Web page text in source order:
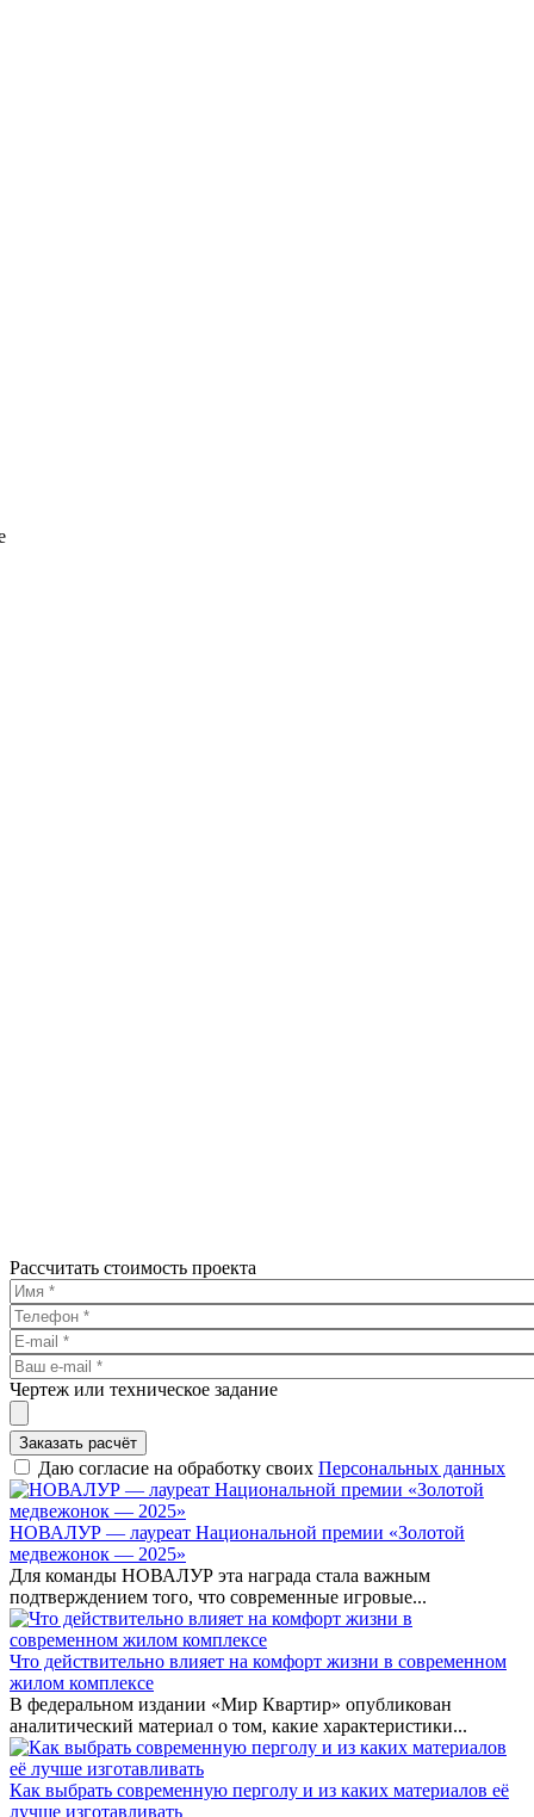
Рассчитать стоимость проекта
Чертеж или техническое задание
Заказать расчёт
Даю согласие на обработку своих Персональных данных
НОВАЛУР — лауреат Национальной премии «Золотой
медвежонок — 2025»
Для команды НОВАЛУР эта награда стала важным
подтверждением того, что современные игровые...
Что действительно влияет на комфорт жизни в современном
жилом комплексе
В федеральном издании «Мир Квартир» опубликован
аналитический материал о том, какие характеристики...
Как выбрать современную перголу и из каких материалов её
лучше изготавливать